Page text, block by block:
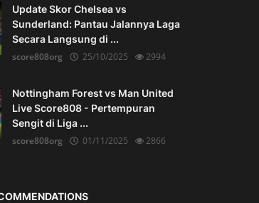
Update Skor Chelsea vs
Sunderland: Pantau Jalannya Laga
Secara Langsung di ...
score808org
25/10/2025 2994
Nottingham Forest vs Man United
Live Score808 - Pertempuran
Sengit di Liga ...
score808org
01/11/2025 2866